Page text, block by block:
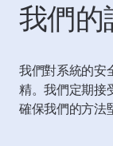
我們的
我們對系統的安
精。我們定期接
確保我們的方法